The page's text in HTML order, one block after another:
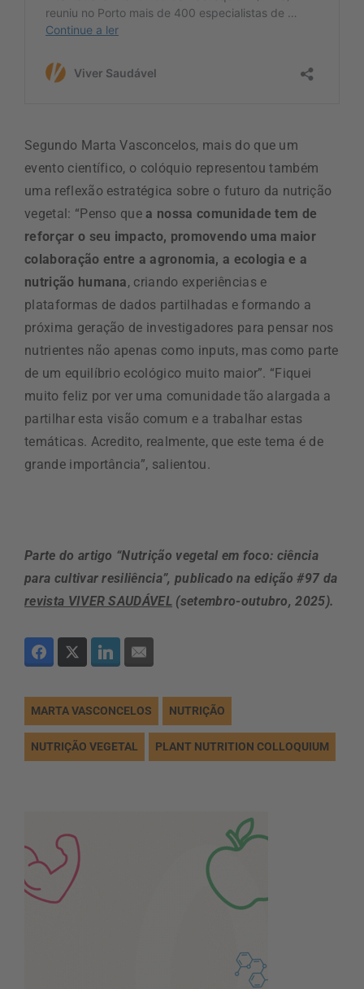
Segundo Marta Vasconcelos, mais do que um
evento científico, o colóquio representou também
uma reflexão estratégica sobre o futuro da nutrição
vegetal: “Penso quea nossa comunidade tem de
reforçar o seu impacto, promovendo uma maior
colaboração entre a agronomia, a ecologia e a
nutrição humana, criando experiências e
plataformas de dados partilhadas e formando a
próxima geração de investigadores para pensar nos
nutrientes não apenas como inputs, mas como parte
de um equilíbrio ecológico muito maior”. “Fiquei
muito feliz por ver uma comunidade tão alargada a
partilhar esta visão comum e a trabalhar estas
temáticas. Acredito, realmente, que este tema é de
grande importância”, salientou.
Parte do artigo “Nutrição vegetal em foco: ciência
para cultivar resiliência”, publicado na edição #97 da
revista VIVER SAUDÁVEL (setembro-outubro, 2025).
MARTA VASCONCELOS NUTRIÇÃO
NUTRIÇÃO VEGETAL PLANT NUTRITION COLLOQUIUM